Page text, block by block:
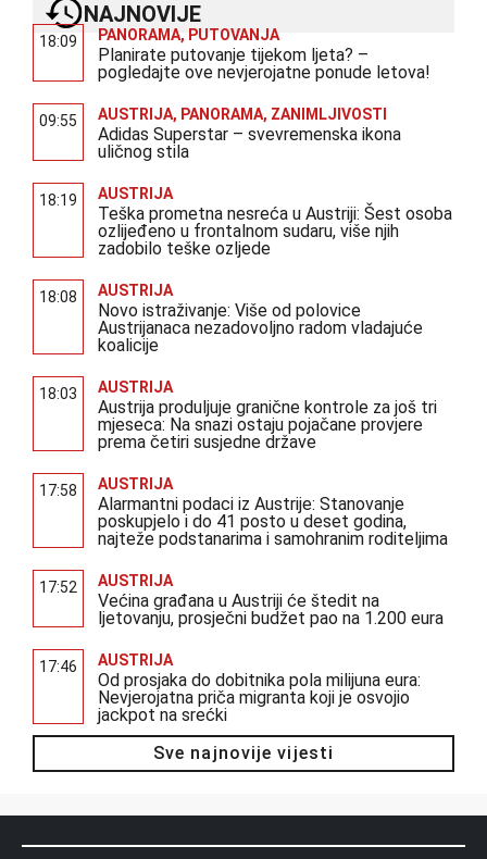
NAJNOVIJE
18:09 PANORAMA, PUTOVANJA
Planirate putovanje tijekom ljeta? –
pogledajte ove nevjerojatne ponude letova!
09:55 AUSTRIJA, PANORAMA, ZANIMLJIVOSTI
Adidas Superstar – svevremenska ikona
uličnog stila
18:19 AUSTRIJA
Teška prometna nesreća u Austriji: Šest osoba
ozlijeđeno u frontalnom sudaru, više njih
zadobilo teške ozljede
18:08 AUSTRIJA
Novo istraživanje: Više od polovice
Austrijanaca nezadovoljno radom vladajuće
koalicije
18:03 AUSTRIJA
Austrija produljuje granične kontrole za još tri
mjeseca: Na snazi ostaju pojačane provjere
prema četiri susjedne države
17:58 AUSTRIJA
Alarmantni podaci iz Austrije: Stanovanje
poskupjelo i do 41 posto u deset godina,
najteže podstanarima i samohranim roditeljima
17:52 AUSTRIJA
Većina građana u Austriji će štedit na
ljetovanju, prosječni budžet pao na 1.200 eura
17:46 AUSTRIJA
Od prosjaka do dobitnika pola milijuna eura:
Nevjerojatna priča migranta koji je osvojio
jackpot na srećki
Sve najnovije vijesti